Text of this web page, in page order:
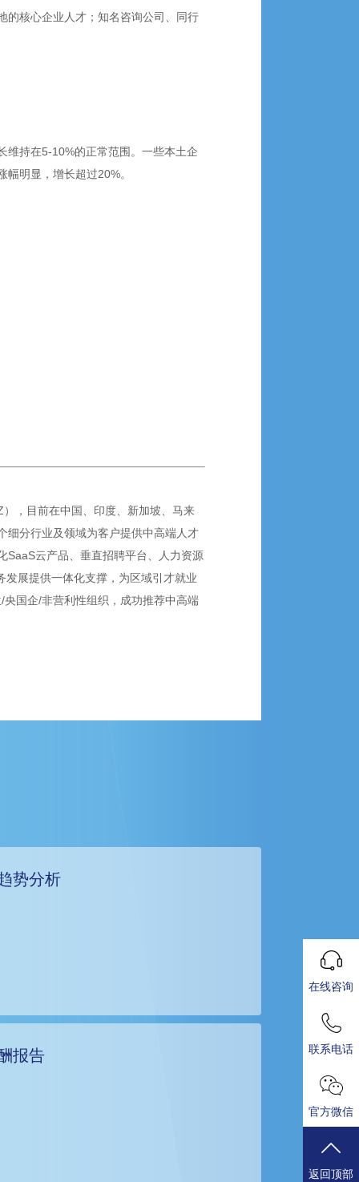
的核心企业人才；知名咨询公司、同行
维持在5-10%的正常范围。一些本土企
明显，增长超过20%。
，目前在中国、印度、新加坡、马来
细分行业及领域为客户提供中高端人才
SaaS云产品、垂直招聘平台、人力资源
发展提供一体化支撑，为区域引才就业
国企/非营利性组织，成功推荐中高端
势分析
报告
在线咨询
联系电话
官方微信
返回顶部